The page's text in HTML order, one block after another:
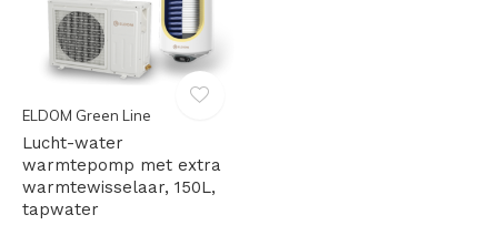
ELDOM Green Line
Lucht-water
warmtepomp met extra
warmtewisselaar, 150L,
tapwater